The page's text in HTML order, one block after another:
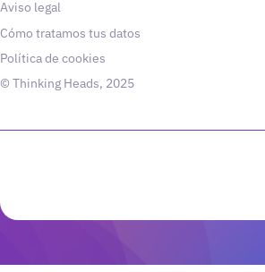
Aviso legal
Cómo tratamos tus datos
Política de cookies
© Thinking Heads, 2025